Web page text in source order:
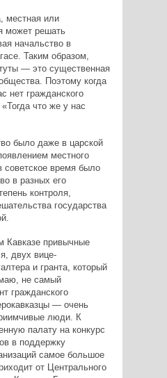
местная или
может решать
начальство в
Таким образом,
— это существенная
Поэтому когда
нет гражданского
что же у нас
было даже в царской
местного
время было
в разных его
контроля,
государства
Кавказе привычные
двух вице-
и гранта, который
не самый
гражданского
— очень
люди. К
палату на конкурс
в поддержку
самое большое
от Центрального